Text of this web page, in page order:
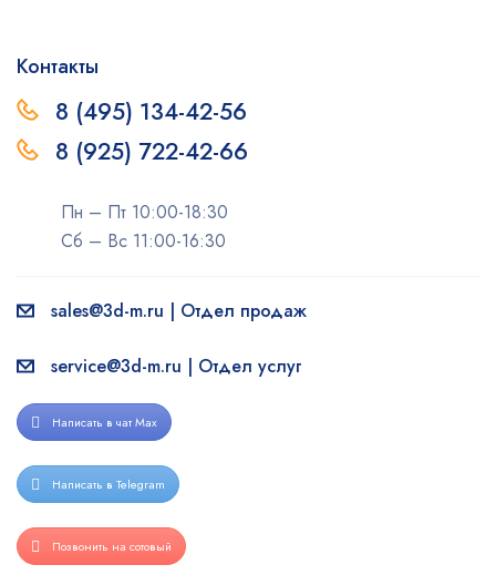
Контакты
8 (495) 134-42-56
8 (925) 722-42-66
Пн – Пт 10:00-18:30
Сб – Вс 11:00-16:30
sales@3d-m.ru | Отдел продаж
service@3d-m.ru | Отдел услуг
Написать в чат Max
Написать в Telegram
Позвонить на сотовый